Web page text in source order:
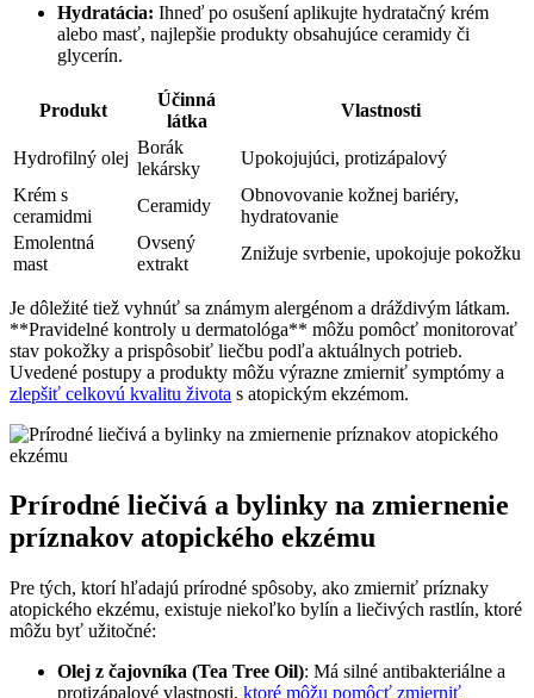
Hydratácia: Ihneď po osušení aplikujte hydratačný krém
alebo masť, najlepšie produkty obsahujúce ceramidy či
glycerín.
Produkt
Účinná
látka
Vlastnosti
Hydrofilný olej
Borák
lekársky
Upokojujúci, protizápalový
Krém s
ceramidmi
Ceramidy
Obnovovanie kožnej bariéry,
hydratovanie
Emolentná
mast
Ovsený
extrakt
Znižuje svrbenie, upokojuje pokožku
Je dôležité tiež vyhnúť sa známym alergénom a dráždivým látkam.
**Pravidelné kontroly u dermatológa** môžu pomôcť monitorovať
stav pokožky a prispôsobiť liečbu podľa aktuálnych potrieb.
Uvedené postupy a produkty môžu výrazne zmierniť symptómy a
zlepšiť celkovú kvalitu života s atopickým ekzémom.
Prírodné liečivá a bylinky na zmiernenie
príznakov atopického ekzému
Pre tých, ktorí hľadajú prírodné spôsoby, ako zmierniť príznaky
atopického ekzému, existuje niekoľko bylín a liečivých rastlín, ktoré
môžu byť užitočné:
Olej z čajovníka (Tea Tree Oil): Má silné antibakteriálne a
protizápalové vlastnosti, ktoré môžu pomôcť zmierniť